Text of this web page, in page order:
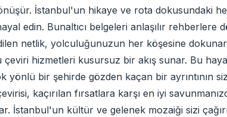
İstanbul'un hikaye ve rota dokusundaki her
edin. Bunaltıcı belgeleri anlaşılır rehberlere
netlik, yolculuğunuzun her köşesine
hizmetleri kusursuz bir akış sunar. Bu
yönlü bir şehirde gözden kaçan bir ayrıntının
kaçırılan fırsatlara karşı en iyi
İstanbul'un kültür ve gelenek mozaiği sizi